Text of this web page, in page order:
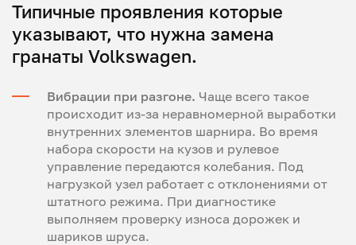
Типичные проявления которые
указывают, что нужна замена
гранаты Volkswagen.
Вибрации при разгоне. Чаще всего такое
происходит из-за неравномерной выработки
внутренних элементов шарнира. Во время
набора скорости на кузов и рулевое
управление передаются колебания. Под
нагрузкой узел работает с отклонениями от
штатного режима. При диагностике
выполняем проверку износа дорожек и
шариков шруса.